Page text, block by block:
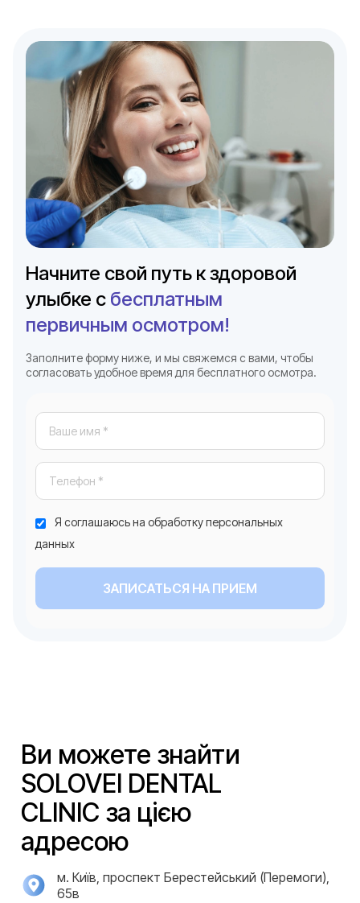
Начните свой путь к здоровой
улыбке с бесплатным
первичным осмотром!
Заполните форму ниже, и мы свяжемся с вами, чтобы
согласовать удобное время для бесплатного осмотра.
Я соглашаюсь на обработку персональных
данных
ЗАПИСАТЬСЯ НА ПРИЕМ
Ви можете знайти
SOLOVEI DENTAL
CLINIC за цією
адресою
м. Київ, проспект Берестейський (Перемоги),
65в